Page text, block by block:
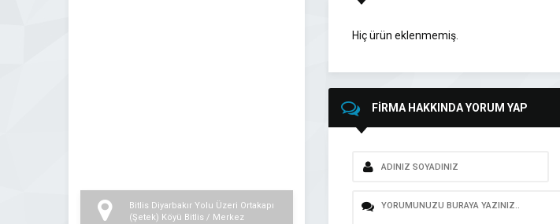
Bitlis Diyarbakır Yolu Üzeri Ortakapı
(Şetek) Köyü Bitlis / Merkez
Hiç ürün eklenmemiş.
FİRMA HAKKINDA YORUM YAP